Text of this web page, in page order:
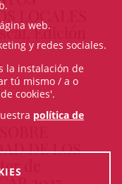
LOCALES
Edición
DE LOS
de
web.
y redes sociales.
la instalación de
tú mismo / a o
cookies'.
política de